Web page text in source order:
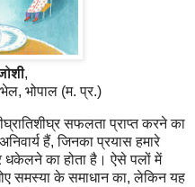
,
भोपाल (म. प्र.)
सफलता प्राप्त करने का
हैं,जिनका प्रयास हमारे
का होता है। ऐसे पलों में
समस्या के समाधान का,लेकिन यह